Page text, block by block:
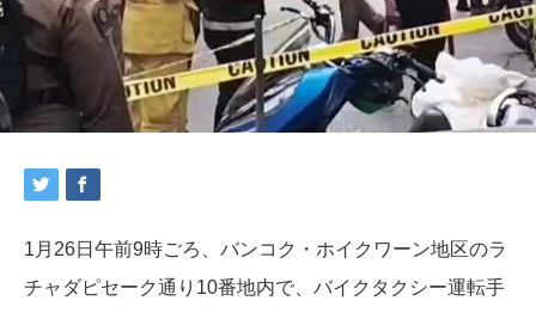
1月26日午前9時ごろ、バンコク・ホイクワーン地区のラ
チャダピセーク通り10番地内で、バイクタクシー運転手